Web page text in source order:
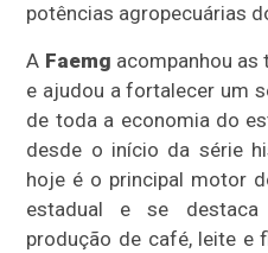
potências agropecuárias
A Faemg acompanhou
e ajudou a fortalecer um
de toda a economia do
desde o início da série
hoje é o principal motor
estadual e se destaca
produção de café, leite e